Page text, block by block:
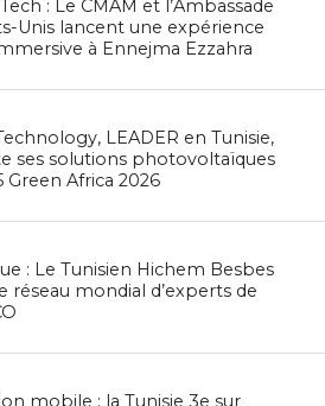
: Le CMAM et l’Ambassade
Unis lancent une expérience
à Ennejma Ezzahra
LEADER en Tunisie,
ses solutions photovoltaïques
Green Africa 2026
: Le Tunisien Hichem Besbes
réseau mondial d’experts de
mobile : la Tunisie 3e sur